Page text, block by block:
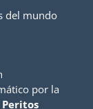
del mundo
por la
Peritos